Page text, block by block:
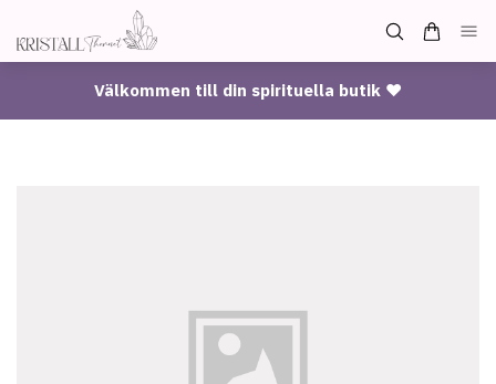
Välkommen till din spirituella butik ♥